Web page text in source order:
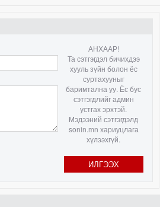
АНХААР!
Та сэтгэгдэл бичихдээ
хууль зүйн болон ёс
суртахууныг
баримтална уу. Ёс бус
сэтгэгдлийг админ
устгах эрхтэй.
Мэдээний сэтгэгдэлд
sonin.mn хариуцлага
хүлээхгүй.
ИЛГЭЭХ